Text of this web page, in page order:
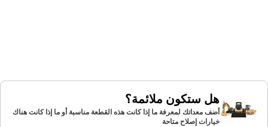
هل ستكون ملائمة؟
أضف معداتك لمعرفة ما إذا كانت هذه القطعة مناسبة أو ما إذا كانت هناك
خيارات إصلاح متاحة